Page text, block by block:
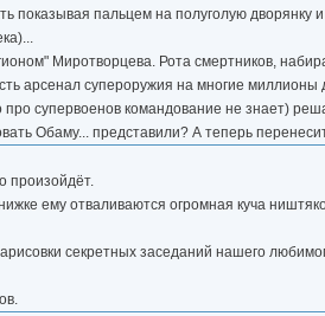
показывая пальцем на полуголую дворянку
Миротворцева. Рота смертников,
арсенал супероружия на многие миллионы
супервоенов командование не знает)
Обаму... представили? А теперь
произойдёт.
ему отваливаются огромная куча
секретных заседаний нашего